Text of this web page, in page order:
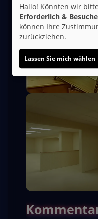
Hallo! Könnten wir
Erforderlich &
können Ihre
zurückziehen.
Lassen Sie mich wählen